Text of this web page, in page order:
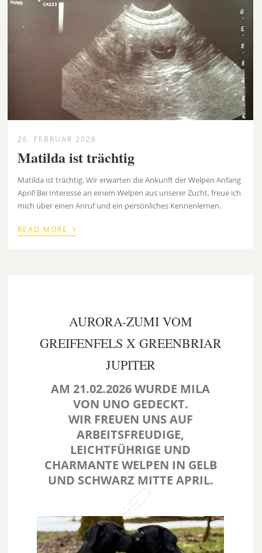
26. FEBRUAR 2026
Matilda ist trächtig
Matilda ist trächtig. Wir erwarten die Ankunft der Welpen Anfang
April! Bei Interesse an einem Welpen aus unserer Zucht, freue ich
mich über einen Anruf und ein persönliches Kennenlernen.
READ MORE ›
AURORA-ZUMI VOM
GREIFENFELS X GREENBRIAR
JUPITER
AM21.02.2026 WURDE MILA
VON UNO GEDECKT.
WIR FREUEN UNS AUF
ARBEITSFREUDIGE,
LEICHTFÜHRIGE UND
CHARMANTE WELPEN IN GELB
UND SCHWARZ MITTE APRIL.